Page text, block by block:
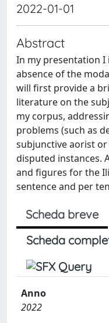
2022-01-01
Abstract
In my presentation I
absence of the
will first provide a
literature on the
my corpus,
problems (such as
subjunctive aorist
disputed instances.
and figures for the
sentence and per
Scheda breve
Scheda
Anno
2022